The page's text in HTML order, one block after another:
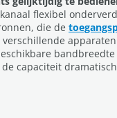
flexibel
die de
capaciteit